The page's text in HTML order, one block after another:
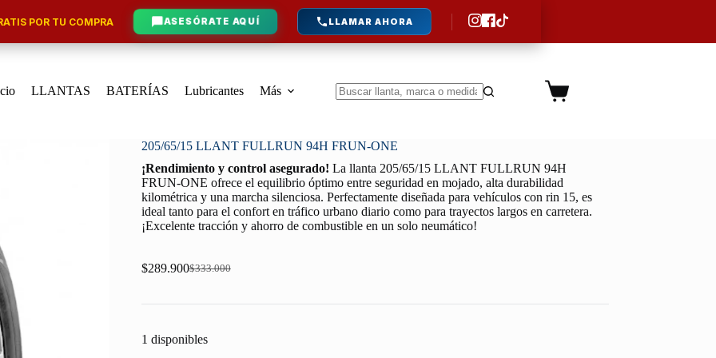
POR TU COMPRA ASESÓRATE AQUÍ LLAMAR AHORA
LLANTAS BATERÍAS Lubricantes
Más
Carro
205/65/15 LLANT FULLRUN 94H FRUN-ONE
¡Rendimiento y control asegurado! La llanta 205/65/15 LLANT FULLRUN 94H
FRUN-ONE ofrece el equilibrio óptimo entre seguridad en mojado, alta durabilidad
kilométrica y una marcha silenciosa. Perfectamente diseñada para vehículos con rin 15, es
ideal tanto para el confort en tráfico urbano diario como para trayectos largos en carretera.
¡Excelente tracción y ahorro de combustible en un solo neumático!
$333.000
Original
was:
$289.900Current
is:
1 disponibles